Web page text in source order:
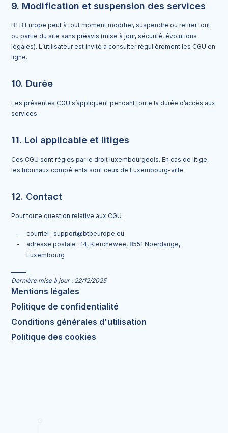
Mentions légales
Politique de confidentialité
Conditions générales d'utilisation
Politique des cookies
9. Modification et suspension des services
BTB Europe peut à tout moment modifier, suspendre ou retirer tout
ou partie du site sans préavis (mise à jour, sécurité, évolutions
légales). L’utilisateur est invité à consulter régulièrement les CGU en
ligne.
10. Durée
Les présentes CGU s’appliquent pendant toute la durée d’accès aux
services.
11. Loi applicable et litiges
Ces CGU sont régies par le droit luxembourgeois. En cas de litige,
les tribunaux compétents sont ceux de Luxembourg-ville.
12. Contact
Pour toute question relative aux CGU :
courriel : support@btbeurope.eu
adresse postale : 14, Kierchewee, 8551 Noerdange,
Luxembourg
Dernière mise à jour : 22/12/2025